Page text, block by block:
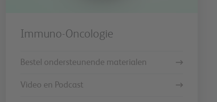
Immuno-Oncologie
Bestel ondersteunende materialen
Video en Podcast